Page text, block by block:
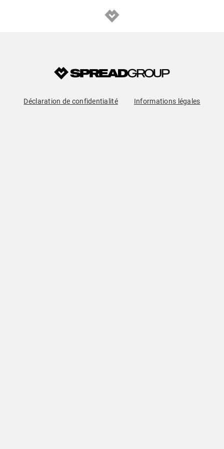
Déclaration de confidentialité Informations légales